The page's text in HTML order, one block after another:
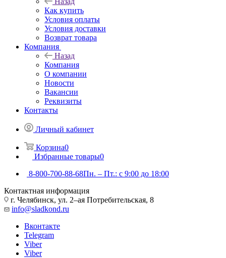
Как купить
Условия оплаты
Условия доставки
Возврат товара
Компания
Назад
Компания
О компании
Новости
Вакансии
Реквизиты
Контакты
Личный кабинет
Корзина0
Избранные товары0
8-800-700-88-68Пн. – Пт.: с 9:00 до 18:00
Контактная информация
г. Челябинск, ул. 2–ая Потребительская, 8
info@sladkond.ru
Вконтакте
Telegram
Viber
Viber